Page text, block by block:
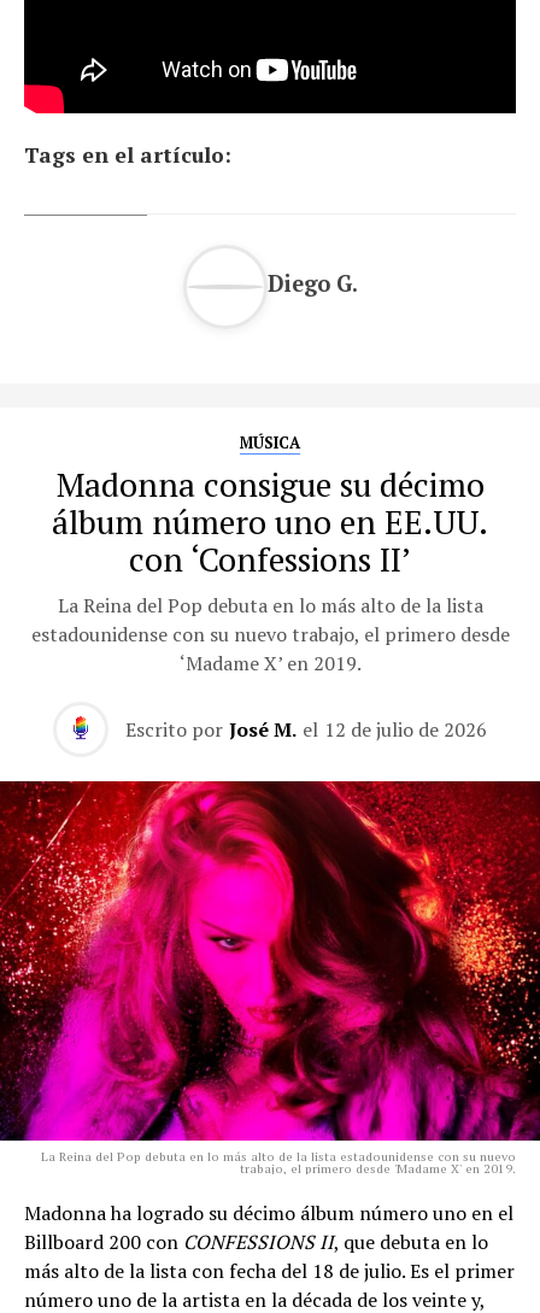
Tags en el artículo:
Diego G.
MÚSICA
Madonna consigue su décimo
álbum número uno en EE.UU.
con ‘Confessions II’
La Reina del Pop debuta en lo más alto de la lista
estadounidense con su nuevo trabajo, el primero desde
‘Madame X’ en 2019.
Escrito por José M. el 12 de julio de 2026
La Reina del Pop debuta en lo más alto de la lista estadounidense con su nuevo
trabajo, el primero desde 'Madame X' en 2019.
Madonna ha logrado su décimo álbum número uno en el
Billboard 200 con CONFESSIONS II, que debuta en lo
más alto de la lista con fecha del 18 de julio. Es el primer
número uno de la artista en la década de los veinte y,